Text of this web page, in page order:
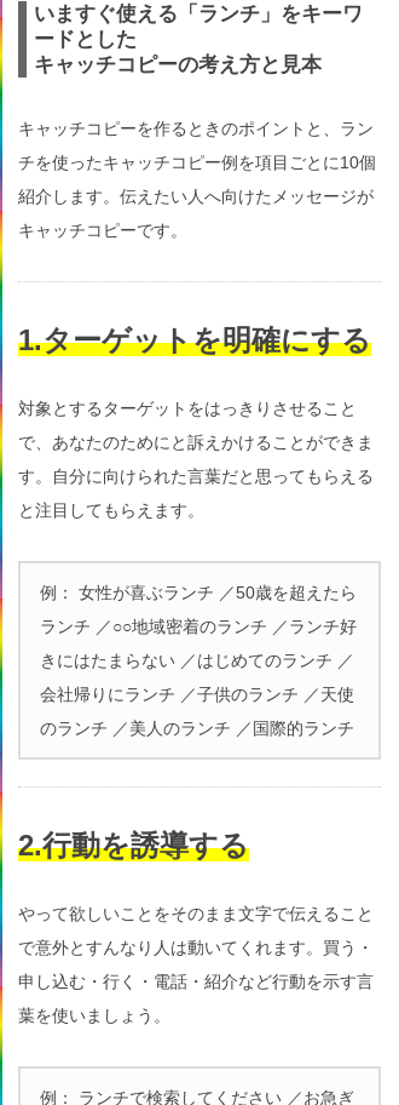
いますぐ使える「ランチ」をキーワ
ードとした
キャッチコピーの考え方と見本
キャッチコピーを作るときのポイントと、ラン
チを使ったキャッチコピー例を項目ごとに10個
紹介します。伝えたい人へ向けたメッセージが
キャッチコピーです。
1.ターゲットを明確にする
対象とするターゲットをはっきりさせること
で、あなたのためにと訴えかけることができま
す。自分に向けられた言葉だと思ってもらえる
と注目してもらえます。
例： 女性が喜ぶランチ ／50歳を超えたら
ランチ ／○○地域密着のランチ ／ランチ好
きにはたまらない ／はじめてのランチ ／
会社帰りにランチ ／子供のランチ ／天使
のランチ ／美人のランチ ／国際的ランチ
2.行動を誘導する
やって欲しいことをそのまま文字で伝えること
で意外とすんなり人は動いてくれます。買う・
申し込む・行く・電話・紹介など行動を示す言
葉を使いましょう。
例： ランチで検索してください ／お急ぎ